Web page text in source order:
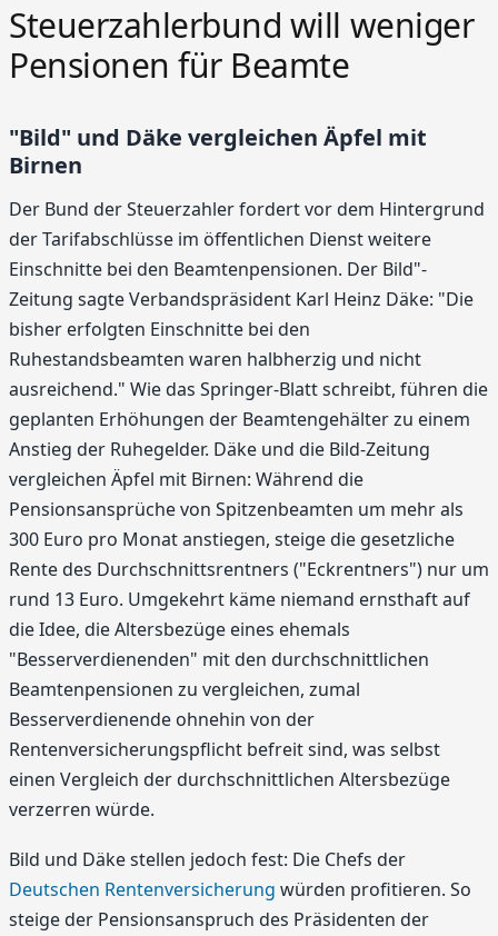
Steuerzahlerbund will weniger
Pensionen für Beamte
"Bild" und Däke vergleichen Äpfel mit
Birnen
Der Bund der Steuerzahler fordert vor dem Hintergrund
der Tarifabschlüsse im öffentlichen Dienst weitere
Einschnitte bei den Beamtenpensionen. Der Bild"-
Zeitung sagte Verbandspräsident Karl Heinz Däke: "Die
bisher erfolgten Einschnitte bei den
Ruhestandsbeamten waren halbherzig und nicht
ausreichend." Wie das Springer-Blatt schreibt, führen die
geplanten Erhöhungen der Beamtengehälter zu einem
Anstieg der Ruhegelder. Däke und die Bild-Zeitung
vergleichen Äpfel mit Birnen: Während die
Pensionsansprüche von Spitzenbeamten um mehr als
300 Euro pro Monat anstiegen, steige die gesetzliche
Rente des Durchschnittsrentners ("Eckrentners") nur um
rund 13 Euro. Umgekehrt käme niemand ernsthaft auf
die Idee, die Altersbezüge eines ehemals
"Besserverdienenden" mit den durchschnittlichen
Beamtenpensionen zu vergleichen, zumal
Besserverdienende ohnehin von der
Rentenversicherungspflicht befreit sind, was selbst
einen Vergleich der durchschnittlichen Altersbezüge
verzerren würde.
Bild und Däke stellen jedoch fest: Die Chefs der
Deutschen Rentenversicherung würden profitieren. So
steige der Pensionsanspruch des Präsidenten der